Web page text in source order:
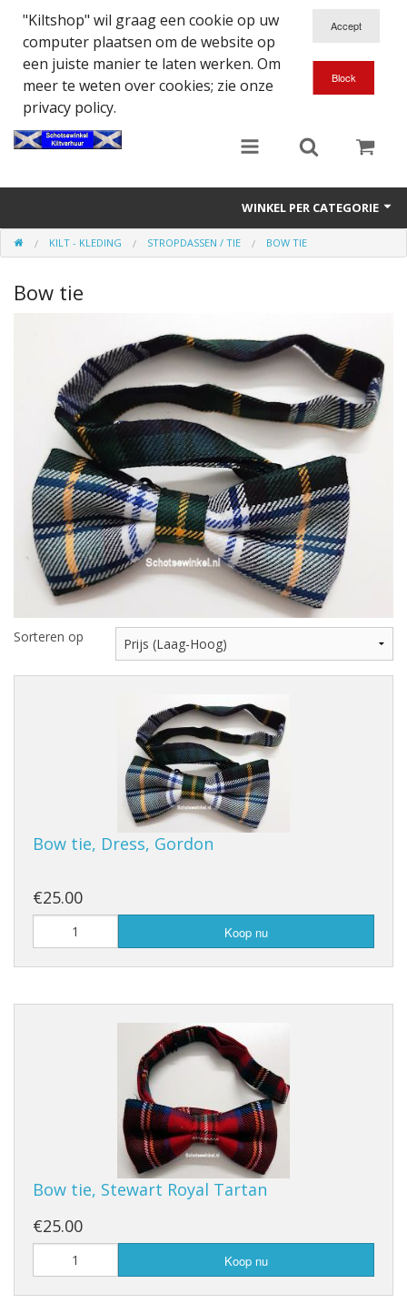
"Kiltshop" wil graag een cookie op uw
computer plaatsen om de website op
een juiste manier te laten werken. Om
meer te weten over cookies; zie onze
privacy policy.
WINKEL PER CATEGORIE
Accessoires
Doedelzakspeler
Kilt - Kleding
Highland Titles
Verhuur
AFGEPRIJST - UITVERKOOP
KILT - KLEDING STROPDASSEN / TIE BOW TIE
Bow tie
Sorteren op
Bow tie, Dress, Gordon
€25.00
Koop nu
Bow tie, Stewart Royal Tartan
€25.00
Koop nu